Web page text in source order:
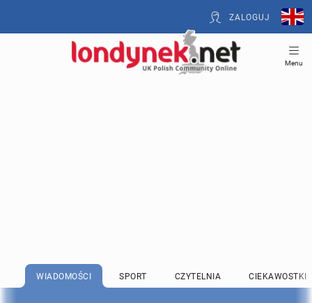
ZALOGUJ
Menu
WIADOMOŚCI SPORT CZYTELNIA CIEKAWOSTKI